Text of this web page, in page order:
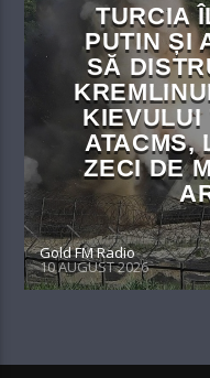
TURCIA
PUTIN ȘI
SĂ
KIEVULUI
ATACMS,
ZECI DE
Gold FM Radio
10 AUGUST 2026